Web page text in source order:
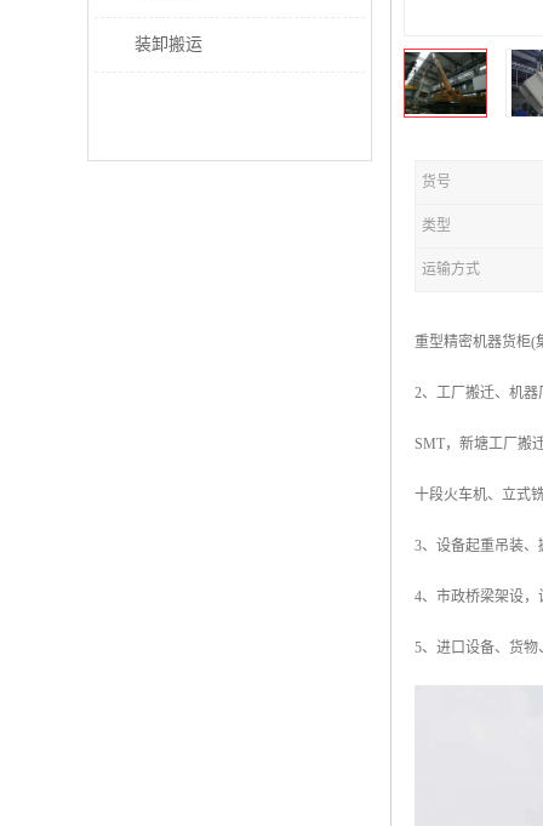
装卸搬运
货号
类型
运输方式
重型精密机器货柜(
2、工厂搬迁、机
SMT，新塘工厂搬
十段火车机、立式
3、设备起重吊装
4、市政桥梁架设
5、进口设备、货